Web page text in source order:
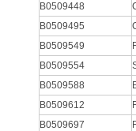
B0509448
B0509495
B0509549
B0509554
B0509588
B0509612
B0509697